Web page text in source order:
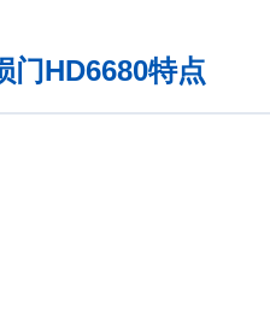
门HD6680特点